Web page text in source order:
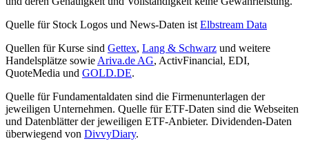
Quelle für Stock Logos und News-Daten istElbstream Data
Quellen für Kurse sind Gettex, Lang & Schwarz und weitere
Handelsplätze sowieAriva.de AG, ActivFinancial, EDI,
QuoteMedia und GOLD.DE.
Quelle für Fundamentaldaten sind die Firmenunterlagen der
jeweiligen Unternehmen. Quelle für ETF-Daten sind die Webseiten
und Datenblätter der jeweiligen ETF-Anbieter. Dividenden-Daten
überwiegend von DivvyDiary.